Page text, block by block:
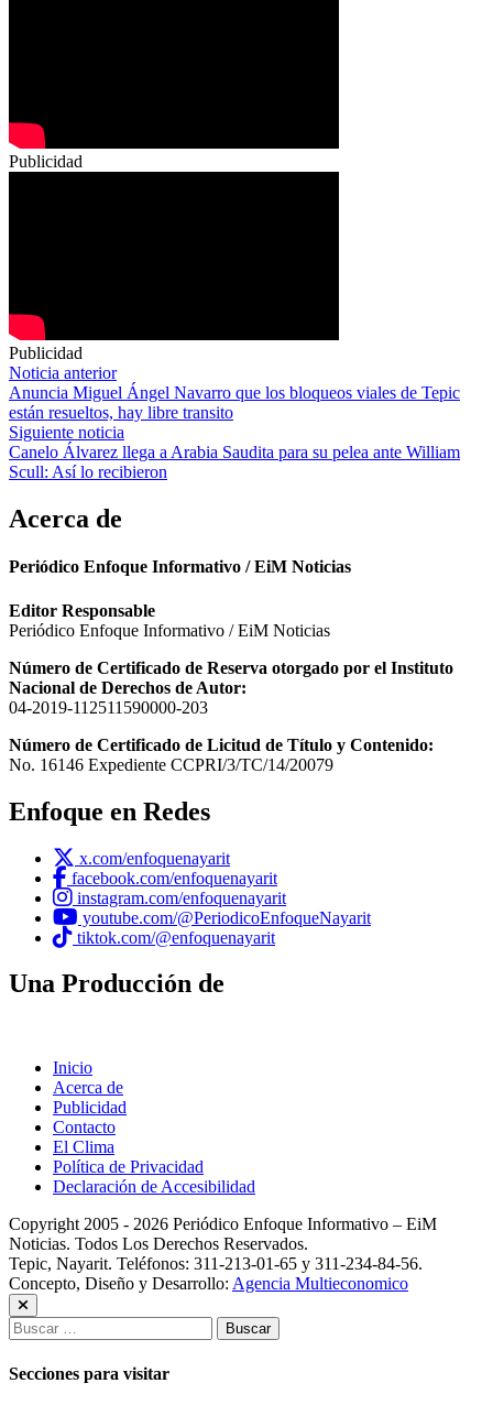
Publicidad
Publicidad
Navegación
de
entradas
Noticia anterior
Anuncia Miguel Ángel Navarro que los bloqueos viales de Tepic
están resueltos, hay libre transito
Siguiente noticia
Canelo Álvarez llega a Arabia Saudita para su pelea ante William
Scull: Así lo recibieron
Acerca de
Periódico Enfoque Informativo / EiM Noticias
Editor Responsable
Periódico Enfoque Informativo / EiM Noticias
Número de Certificado de Reserva otorgado por el Instituto
Nacional de Derechos de Autor:
04-2019-112511590000-203
Número de Certificado de Licitud de Título y Contenido:
No. 16146 Expediente CCPRI/3/TC/14/20079
Enfoque en Redes
x.com/enfoquenayarit
facebook.com/enfoquenayarit
instagram.com/enfoquenayarit
youtube.com/@PeriodicoEnfoqueNayarit
tiktok.com/@enfoquenayarit
Una Producción de
Inicio
Acerca de
Publicidad
Contacto
El Clima
Política de Privacidad
Declaración de Accesibilidad
Copyright 2005 - 2026 Periódico Enfoque Informativo – EiM
Noticias. Todos Los Derechos Reservados.
Tepic, Nayarit. Teléfonos: 311-213-01-65 y 311-234-84-56.
Concepto, Diseño y Desarrollo: Agencia Multieconomico
Buscar:
Secciones para visitar